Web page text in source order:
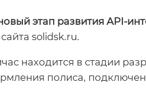
этап развития API-
solidsk.ru.
находится в стадии
полиса,